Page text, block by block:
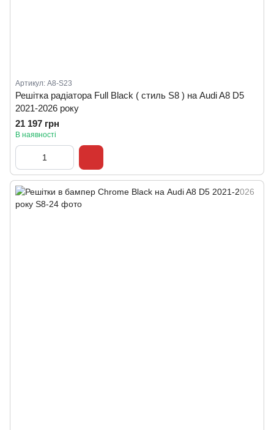
Артикул: A8-S23
Решітка радіатора Full Black ( стиль S8 ) на Audi A8 D5
2021-2026 року
21 197 грн
В наявності